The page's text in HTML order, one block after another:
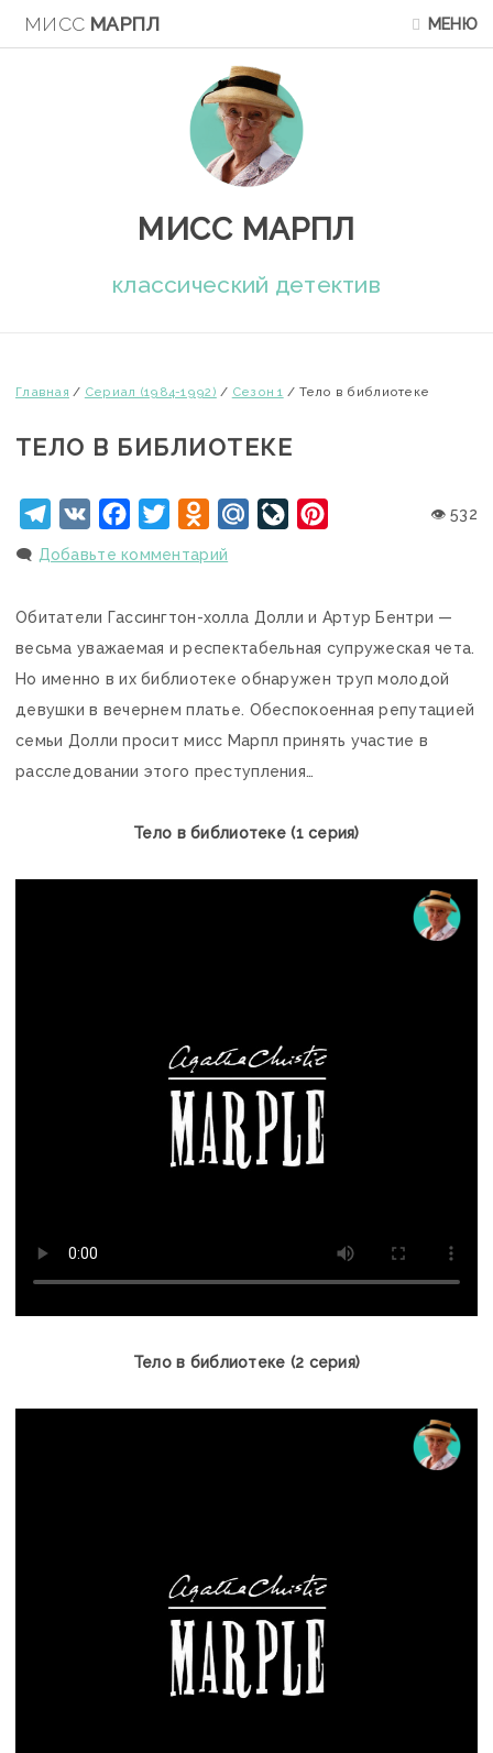
МИСС МАРПЛ МЕНЮ
МИСС МАРПЛ
классический детектив
Главная / Сериал (1984-1992) / Сезон 1 / Тело в библиотеке
ТЕЛО В БИБЛИОТЕКЕ
Telegram
VK FacebookTwitterOdnoklassniki
Mail.RuLiveJournal 👁 532
🗨️ Добавьте комментарий
Обитатели Гассингтон-холла Долли и Артур Бентри —
весьма уважаемая и респектабельная супружеская чета.
Но именно в их библиотеке обнаружен труп молодой
девушки в вечернем платье. Обеспокоенная репутацией
семьи Долли просит мисс Марпл принять участие в
расследовании этого преступления…
Тело в библиотеке (1 серия)
Тело в библиотеке (2 серия)